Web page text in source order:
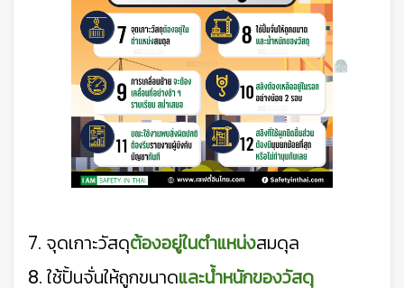
7. จุดเกาะวัสดุต้องอยู่ในตำแหน่งสมดุล
8. ใช้ปั้นจั่นให้ถูกขนาดและน้ำหนักของวัสดุ